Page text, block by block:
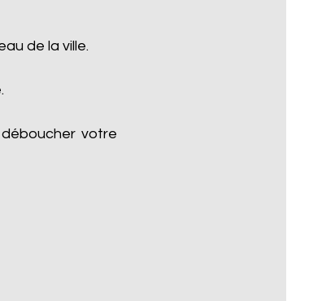
de la ville.
votre